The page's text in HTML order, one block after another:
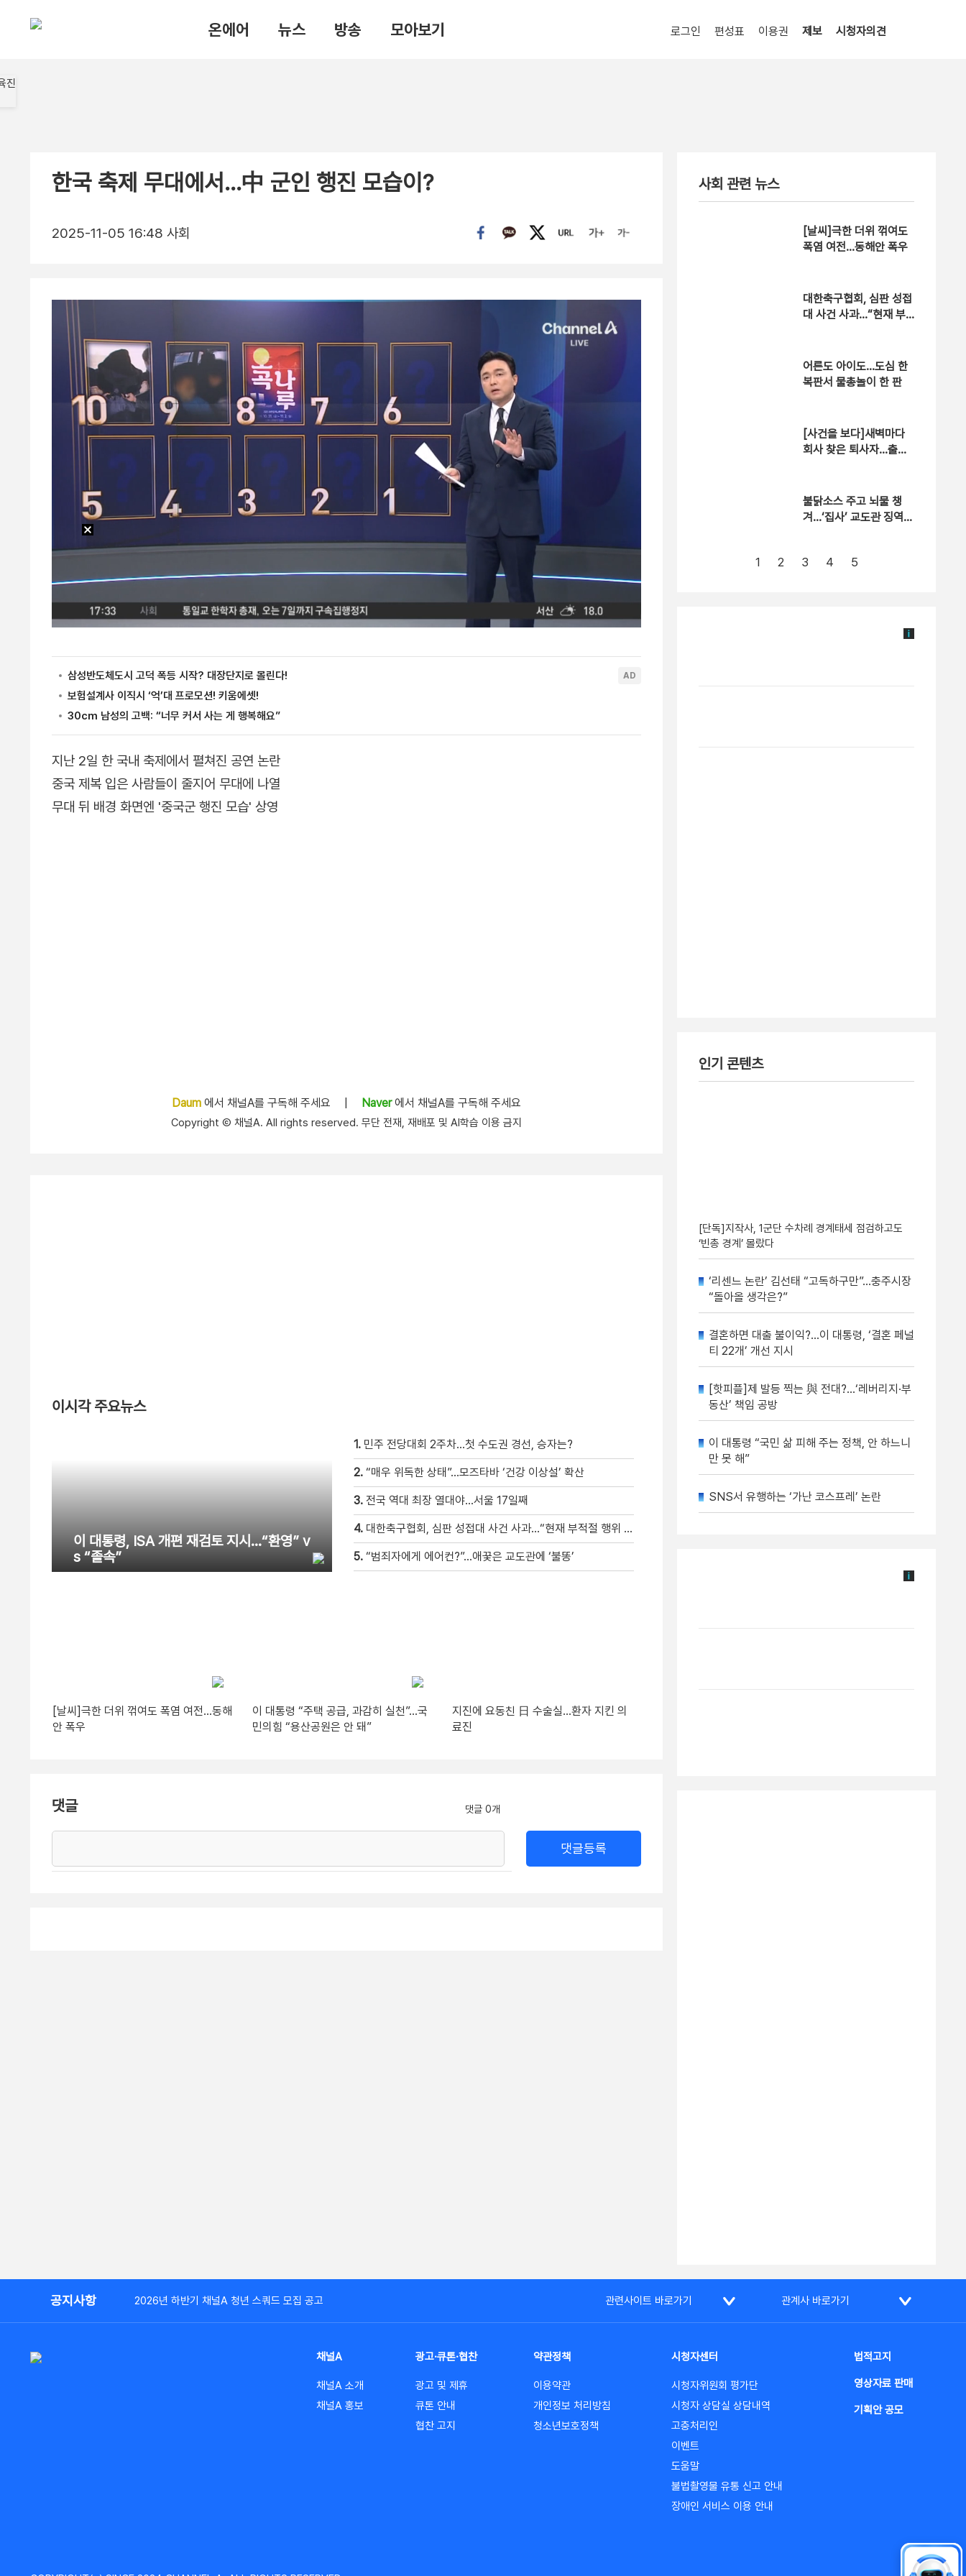
온에어 뉴스 방송 모아보기 로그인 편성표 이용권 제보 시청자의견
한국 축제 무대에서…中 군인 행진 모습이?
2025-11-05 16:48 사회
지난 2일 한 국내 축제에서 펼쳐진 공연 논란
중국 제복 입은 사람들이 줄지어 무대에 나열
무대 뒤 배경 화면엔 '중국군 행진 모습' 상영
Daum 에서 채널A를 구독해 주세요 Naver에서 채널A를 구독해 주세요
Copyright Ⓒ 채널A. All rights reserved. 무단 전재, 재배포 및 AI학습 이용 금지
이시각 주요뉴스
이 대통령, ISA 개편 재검토 지시…“환영” v
s “졸속”
1. 민주 전당대회 2주차…첫 수도권 경선, 승자는?
2. “매우 위독한 상태”…모즈타바 ‘건강 이상설’ 확산
3. 전국 역대 최장 열대야…서울 17일째
4. 대한축구협회, 심판 성접대 사건 사과…“현재 부적절 행위 없어”
5. “범죄자에게 에어컨?”…애꿎은 교도관에 ‘불똥’
[날씨]극한 더위 꺾여도 폭염 여전…동해
안 폭우
이 대통령 “주택 공급, 과감히 실천”…국
민의힘 “용산공원은 안 돼”
지진에 요동친 日 수술실…환자 지킨 의
료진
댓글 댓글 0개
댓글등록
사회 관련 뉴스
[날씨]극한 더위 꺾여도
폭염 여전…동해안 폭우
대한축구협회, 심판 성접
대 사건 사과…“현재 부
어른도 아이도…도심 한
복판서 물총놀이 한 판
[사건을 보다]새벽마다
회사 찾은 퇴사자…출근
불닭소스 주고 뇌물 챙
겨…‘집사’ 교도관 징역 7
1 2 3 4 5
인기 콘텐츠
[단독]지작사, 1군단 수차례 경계태세 점검하고도
‘빈총 경계’ 몰랐다
‘리센느 논란’ 김선태 “고독하구만”…충주시장
“돌아올 생각은?”
결혼하면 대출 불이익?…이 대통령, ‘결혼 페널
티 22개’ 개선 지시
[핫피플]제 발등 찍는 與 전대?…‘레버리지·부
동산’ 책임 공방
이 대통령 “국민 삶 피해 주는 정책, 안 하느니
만 못 해”
SNS서 유행하는 ‘가난 코스프레’ 논란
공지사항 2026년 하반기 채널A 청년 스쿼드 모집 공고 관련사이트 바로가기 관계사 바로가기
채널A
채널A 소개
채널A 홍보
광고·큐톤·협찬
광고 및 제휴
큐톤 안내
협찬 고지
약관정책
이용약관
개인정보 처리방침
청소년보호정책
시청자센터
시청자위원회 평가단
시청자 상담실 상담내역
고충처리인
이벤트
도움말
불법촬영물 유통 신고 안내
장애인 서비스 이용 안내
법적고지
영상자료 판매
기획안 공모